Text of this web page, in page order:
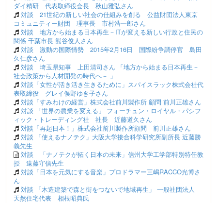
ダイ精研 代表取締役会長 秋山雅弘さん
対談 21世紀の新しい社会の仕組みを創る 公益財団法人東京
コミュニティー財団 理事長 市村浩一郎さん
対談 地方から始まる日本再生－ITが変える新しい行政と住民の
関係 千葉市長 熊谷俊人さん
対談 激動の国際情勢 2015年2月16日 国際紛争調停官 島田
久仁彦さん
対談 埼玉県知事 上田清司さん 「地方から始まる日本再生－
社会政策から人材開発の時代へ－ 」
対談「女性が活き活き生きるために」スパイスラック株式会社代
表取締役 グレイ俣野ゆき子さん
対談「すみわけの経営」株式会社前川製作所 顧問 前川正雄さん
対談 「世界の農業を変える」 フォーチュン・ロイヤル・パシフ
ィック・トレーディング社 社長 近藤道久さん
対談「再起日本！」株式会社前川製作所顧問 前川正雄さん
対談 「使えるナノテク」大阪大学接合科学研究所副所長 近藤勝
義先生
対談 「ナノテクが拓く日本の未来」信州大学工学部特別特任教
授 遠藤守信先生
対談「日本を元気にする音楽」プロドラマー三嶋RACCO光博さ
ん
対談 「木造建築で森と街をつないで地域再生」 一般社団法人
天然住宅代表 相根昭典氏